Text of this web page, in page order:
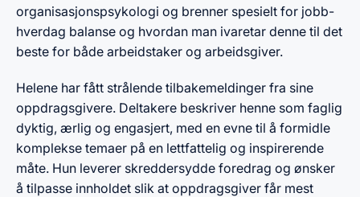
organisasjonspsykologi og brenner spesielt for jobb-
hverdag balanse og hvordan man ivaretar denne til det
beste for både arbeidstaker og arbeidsgiver.
Helene har fått strålende tilbakemeldinger fra sine
oppdragsgivere. Deltakere beskriver henne som faglig
dyktig, ærlig og engasjert, med en evne til å formidle
komplekse temaer på en lettfattelig og inspirerende
måte. Hun leverer skreddersydde foredrag og ønsker
å tilpasse innholdet slik at oppdragsgiver får mest